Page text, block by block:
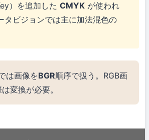
）を追加したCMYK が使われ
タビジョンでは主に加法混色の
は画像をBGR順序で扱う。RGB画
変換が必要。